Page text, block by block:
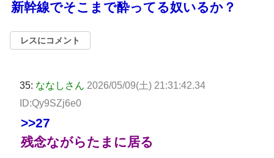
新幹線でそこまで酔ってる奴いるか？
レスにコメント
35: ななしさん 2026/05/09(土) 21:31:42.34
ID:Qy9SZj6e0
>>27
残念ながらたまに居る